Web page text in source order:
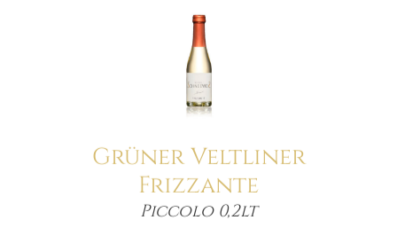
Grüner Veltliner
Frizzante
Piccolo 0,2lt
Menge